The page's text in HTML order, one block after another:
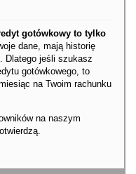
gotówkowy to tylko
dane, mają historię
Dlatego jeśli szukasz
gotówkowego, to
na Twoim rachunku
na naszym